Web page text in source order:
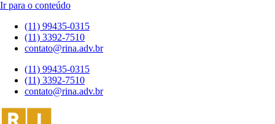
Ir para o conteúdo
(11) 99435-0315
(11) 3392-7510
contato@rina.adv.br
(11) 99435-0315
(11) 3392-7510
contato@rina.adv.br